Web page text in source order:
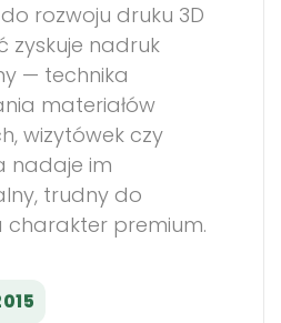
rozwoju druku 3D
zyskuje nadruk
— technika
materiałów
wizytówek czy
nadaje im
trudny do
premium.